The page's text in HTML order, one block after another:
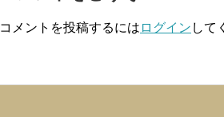
コメントを投稿するには ログイン して